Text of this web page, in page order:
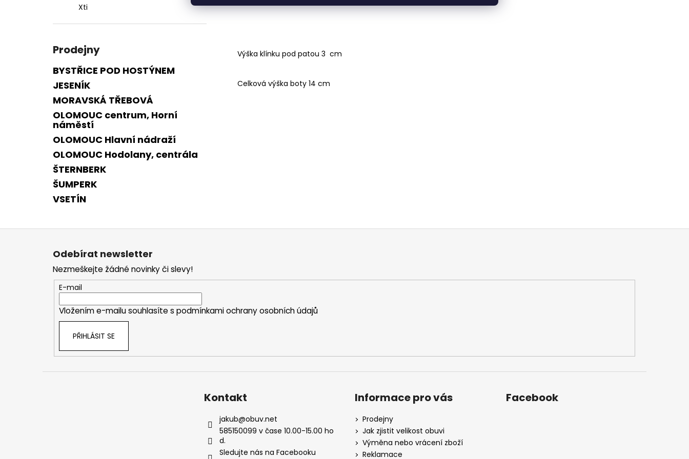
Xti
Prodejny
BYSTŘICE POD HOSTÝNEM
JESENÍK
MORAVSKÁ TŘEBOVÁ
OLOMOUC centrum, Horní
náměstí
OLOMOUC Hlavní nádraží
OLOMOUC Hodolany, centrála
ŠTERNBERK
ŠUMPERK
VSETÍN
Výška klínku pod patou 3 cm
Celková výška boty 14 cm
Z
Odebírat newsletter
Nezmeškejte žádné novinky či slevy!
E-mail
Vložením e-mailu souhlasíte s podmínkami ochrany osobních údajů
PŘIHLÁSIT SE
Kontakt
jakub@obuv.net
585150099 v čase 10.00-15.00 ho
d.
Sledujte nás na Facebooku
Informace pro vás
Prodejny
Jak zjistit velikost obuvi
Výměna nebo vrácení zboží
Reklamace
Facebook